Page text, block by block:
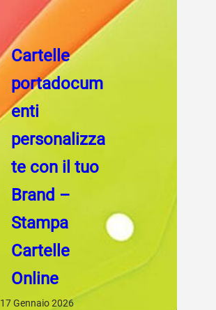
Cartelle
portadocum
enti
personalizza
te con il tuo
Brand –
Stampa
Cartelle
Online
17 Gennaio 2026